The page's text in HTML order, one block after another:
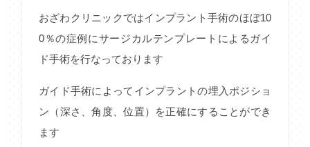
おざわクリニックではインプラント手術のほぼ10
0％の症例にサージカルテンプレートによるガイ
ド手術を行なっております
ガイド手術によってインプラントの埋入ポジショ
ン（深さ、角度、位置）を正確にすることができ
ます